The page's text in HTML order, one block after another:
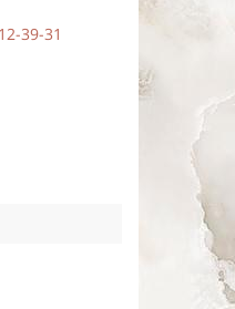
39-31